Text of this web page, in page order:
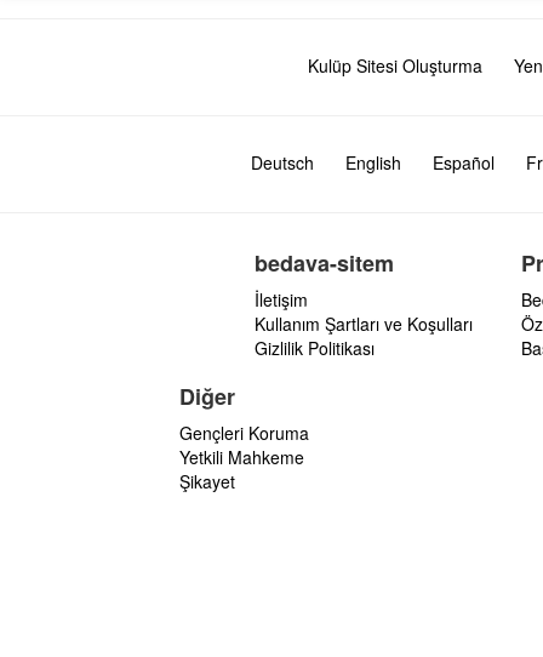
Kulüp Sitesi Oluşturma
Deutsch English Español
bedava-sitem
İletişim
Kullanım Şartları ve Koşulları
Gizlilik Politikası
Diğer
Gençleri Koruma
Yetkili Mahkeme
Şikayet